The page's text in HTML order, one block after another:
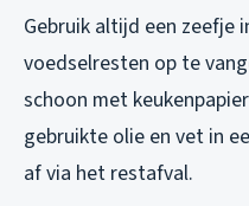
Gebruik altijd een zeefje
voedselresten op te
schoon met
gebruikte olie en vet in
af via het restafval.